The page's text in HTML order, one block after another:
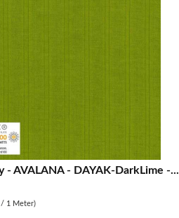
- AVALANA - DAYAK-DarkLime -...
/ 1 Meter)